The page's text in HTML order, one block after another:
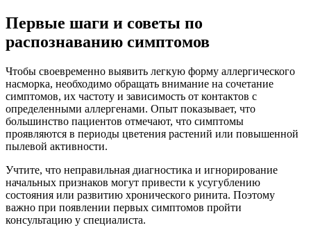
Первые шаги и советы по
распознаванию симптомов
Чтобы своевременно выявить легкую форму аллергического
насморка, необходимо обращать внимание на сочетание
симптомов, их частоту и зависимость от контактов с
определенными аллергенами. Опыт показывает, что
большинство пациентов отмечают, что симптомы
проявляются в периоды цветения растений или повышенной
пылевой активности.
Учтите, что неправильная диагностика и игнорирование
начальных признаков могут привести к усугублению
состояния или развитию хронического ринита. Поэтому
важно при появлении первых симптомов пройти
консультацию у специалиста.